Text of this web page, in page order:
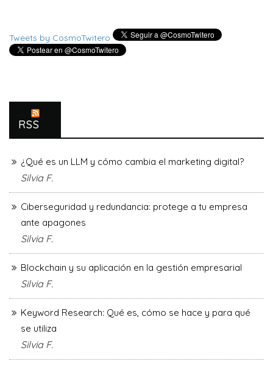
Tweets by CosmoTwitero
RSS
¿Qué es un LLM y cómo cambia el marketing digital?
Silvia F.
Ciberseguridad y redundancia: protege a tu empresa
ante apagones
Silvia F.
Blockchain y su aplicación en la gestión empresarial
Silvia F.
Keyword Research: Qué es, cómo se hace y para qué
se utiliza
Silvia F.